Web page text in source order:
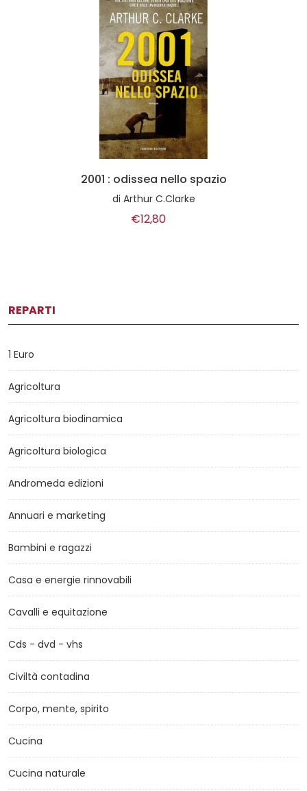
2001 : odissea nello spazio
di Arthur C.Clarke
€12,80
REPARTI
1 Euro
Agricoltura
Agricoltura biodinamica
Agricoltura biologica
Andromeda edizioni
Annuari e marketing
Bambini e ragazzi
Casa e energie rinnovabili
Cavalli e equitazione
Cds - dvd - vhs
Civiltà contadina
Corpo, mente, spirito
Cucina
Cucina naturale